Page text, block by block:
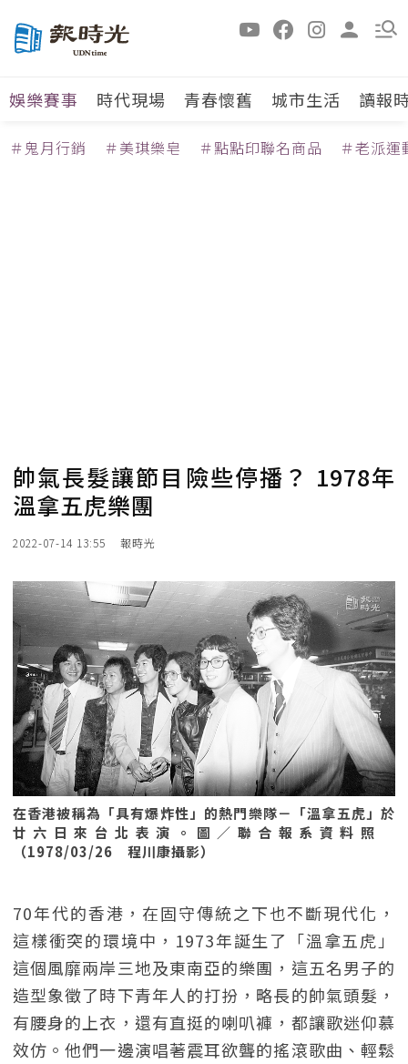
娛樂賽事 時代現場 青春懷舊 城市生活 讀報
＃鬼月行銷 ＃美琪樂皂 ＃點點印聯名商品 ＃老派運
帥氣長髮讓節目險些停播？ 1978年
溫拿五虎樂團
2022-07-14 13:55 報時光
在香港被稱為「具有爆炸性」的熱門樂隊－「溫拿五虎」於
廿六日來台北表演。圖／聯合報系資料照
（1978/03/26 程川康攝影）
70年代的香港，在固守傳統之下也不斷現代化，
這樣衝突的環境中，1973年誕生了「溫拿五虎」
這個風靡兩岸三地及東南亞的樂團，這五名男子的
造型象徵了時下青年人的打扮，略長的帥氣頭髮，
有腰身的上衣，還有直挺的喇叭褲，都讓歌迷仰慕
效仿。他們一邊演唱著震耳欲聾的搖滾歌曲、輕鬆